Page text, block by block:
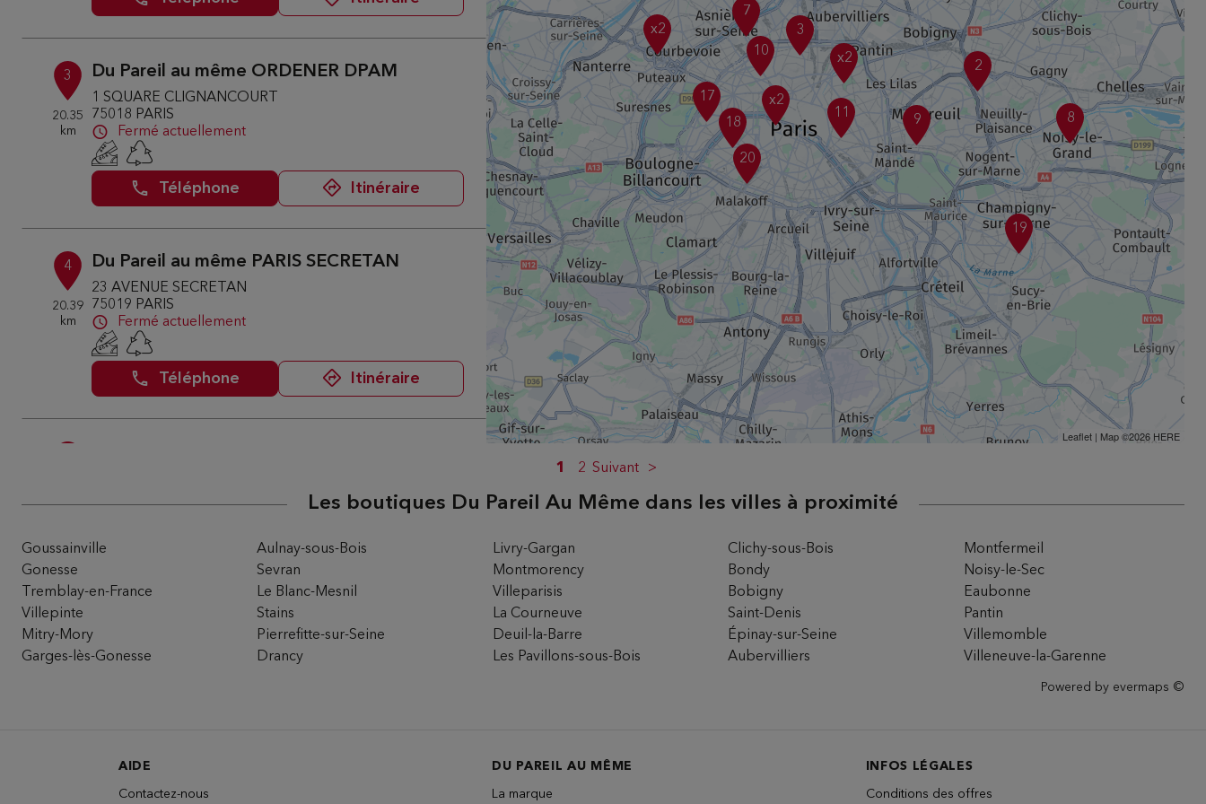
3
20.35
km
Du Pareil au même ORDENER DPAM
1 SQUARE CLIGNANCOURT
75018 PARIS
Fermé actuellement
Téléphone Itinéraire
4
20.39
km
Du Pareil au même PARIS SECRETAN
23 AVENUE SECRETAN
75019 PARIS
Fermé actuellement
Téléphone Itinéraire
Itinéraire
6
21.37
Du Pareil au même ARGENTEUIL FOCH
CC LOT 21 50 AVENUE DU MARECHAL FOCH
95100 ARGENTEUIL
19
x2
20
11
18
17
10
7
3
x2
x2
9 8
2
Leaflet| Map ©2026 HERE
1 2 Suivant
Les boutiques Du Pareil Au Même dans les villes à proximité
Goussainville
Gonesse
Tremblay-en-France
Villepinte
Mitry-Mory
Garges-lès-Gonesse
Aulnay-sous-Bois
Sevran
Le Blanc-Mesnil
Stains
Pierrefitte-sur-Seine
Drancy
Livry-Gargan
Montmorency
Villeparisis
La Courneuve
Deuil-la-Barre
Les Pavillons-sous-Bois
Clichy-sous-Bois
Bondy
Bobigny
Saint-Denis
Épinay-sur-Seine
Aubervilliers
Montfermeil
Noisy-le-Sec
Eaubonne
Pantin
Villemomble
Villeneuve-la-Garenne
Powered by evermaps ©
AIDE
Contactez-nous
DU PAREIL AU MÊME
La marque
INFOS LÉGALES
Conditions des offres